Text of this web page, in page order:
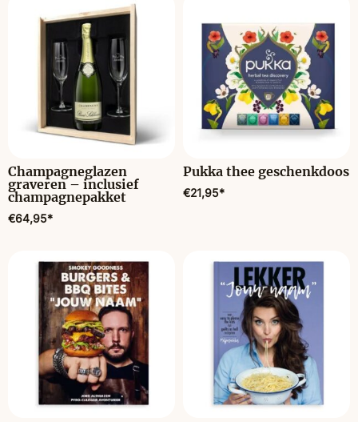
Champagneglazen
graveren – inclusief
champagnepakket
€64,95*
Pukka thee geschenkdoos
€21,95*